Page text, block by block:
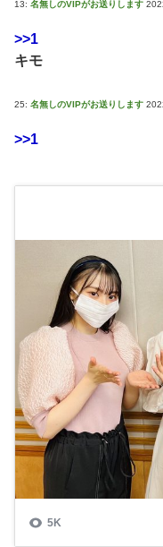
13: 名無しのVIPがお送りします
>>1
キモ
25: 名無しのVIPがお送りします
>>1